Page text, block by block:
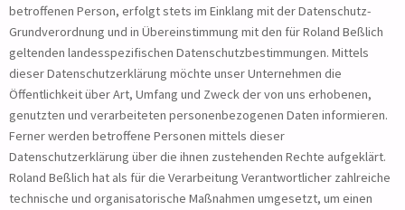
betroffenen Person, erfolgt stets im Einklang mit der Datenschutz-
Grundverordnung und in Übereinstimmung mit den für Roland Beßlich
geltenden landesspezifischen Datenschutzbestimmungen. Mittels
dieser Datenschutzerklärung möchte unser Unternehmen die
Öffentlichkeit über Art, Umfang und Zweck der von uns erhobenen,
genutzten und verarbeiteten personenbezogenen Daten informieren.
Ferner werden betroffene Personen mittels dieser
Datenschutzerklärung über die ihnen zustehenden Rechte aufgeklärt.
Roland Beßlich hat als für die Verarbeitung Verantwortlicher zahlreiche
technische und organisatorische Maßnahmen umgesetzt, um einen